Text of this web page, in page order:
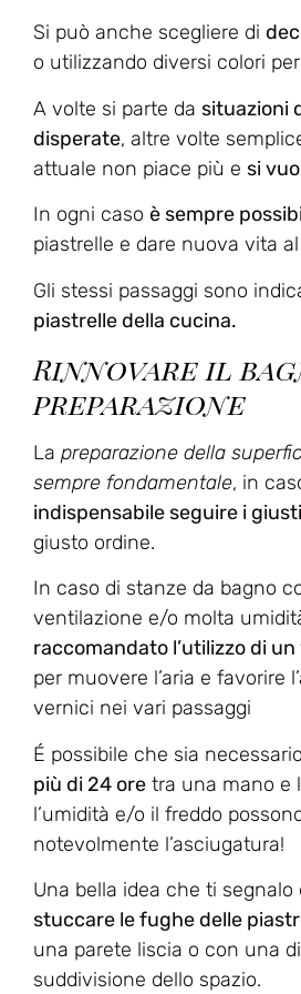
Si può anche scegliere di
o utilizzando diversi colori
A volte si parte da situazioni
disperate, altre volte
attuale non piace più e si
In ogni caso è sempre
piastrelle e dare nuova vita
Gli stessi passaggi sono
piastrelle della cucina.
Rinnovare il
preparazione
La preparazione della
sempre fondamentale, in
indispensabile seguire i
giusto ordine.
In caso di stanze da bagno
ventilazione e/o molta
raccomandato l’utilizzo di
per muovere l’aria e favorire
vernici nei vari passaggi
É possibile che sia necessario
più di 24 ore tra una mano e
l’umidità e/o il freddo
notevolmente l’asciugatura!
Una bella idea che ti segnalo
stuccare le fughe delle
una parete liscia o con una
suddivisione dello spazio.